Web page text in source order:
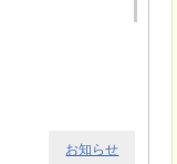
お知らせ